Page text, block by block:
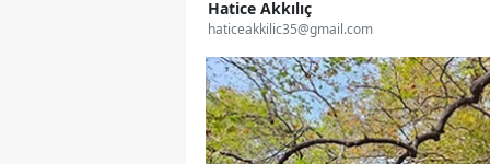
Hatice Akkılıç
haticeakkilic35@gmail.com